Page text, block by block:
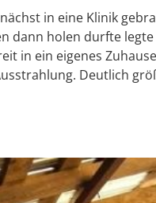
in eine Klinik
dann holen durfte legte
in ein eigenes
Deutlich